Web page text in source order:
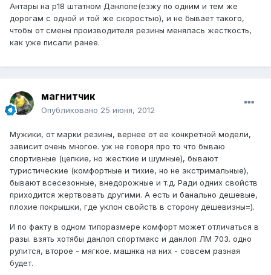
Антары на р18 штатном Данлопе(езжу по одним и тем же
дорогам с одной и той же скоростью), и не бывает такого,
чтобы от смены производителя резины менялась жесткость,
как уже писали ранее.
магнитчик
Опубликовано 25 июня, 2012
Мужики, от марки резины, вернее от ее конкретной модели,
зависит очень многое. уж не говоря про то что бываю
спортивные (цепкие, но жесткие и шумные), бывают
туристические (комфортные и тихие, но не экстримальные),
бывают всесезонные, внедорожные и т.д. Ради одних свойств
приходится жертвовать другими. А есть и банально дешевые,
плохие покрышки, где уклон свойств в сторону дешевизны=).
И по факту в одном типоразмере комфорт может отличаться в
разы. взять хотябы данлоп спортмакс и данлоп ЛМ 703. одно
рулится, второе - мягкое. машнка на них - совсем разная
будет.